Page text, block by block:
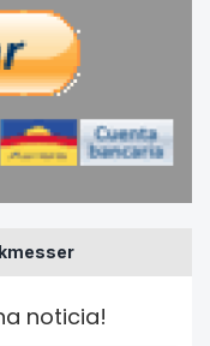
noticia!